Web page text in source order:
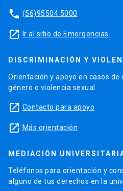
phone (56)95504 5000
launch Ir al sitio de Emergencias
DISCRIMINACIÓN Y
Orientación y apoyo en casos
género o violencia sexual.
launch Contacto para apoyo
launch Más orientación
MEDIACIÓN
Teléfonos para orientación y
alguno de tus derechos en la